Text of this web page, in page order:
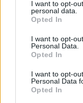
not limited to your
grant or deny
use your data for
consent section.
I want to opt-
personal data.
Opted In
I want to opt-
Personal Data.
Opted In
I want to opt-
Personal Data
Opted In
SZILVESZTERI